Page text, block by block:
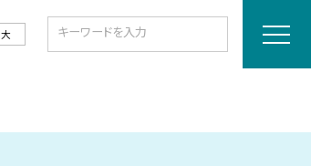
大